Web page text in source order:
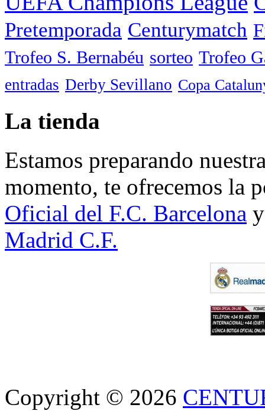
Pretemporada Centurymatch
Trofeo S. Bernabéu sorteo Trofeo
entradas Derby Sevillano Copa
La tienda
Estamos preparando
momento, te ofrecemos la
Oficial del F.C. Barcelona
Madrid C.F.
Copyright © 2026